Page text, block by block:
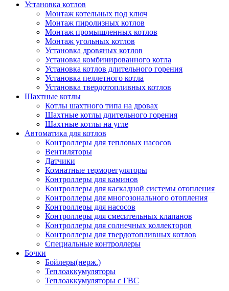
Установка котлов
Монтаж котельных под ключ
Монтаж пиролизных котлов
Монтаж промышленных котлов
Монтаж угольных котлов
Установка дровяных котлов
Установка комбинированного котла
Установка котлов длительного горения
Установка пеллетного котла
Установка твердотопливных котлов
Шахтные котлы
Котлы шахтного типа на дровах
Шахтные котлы длительного горения
Шахтные котлы на угле
Автоматика для котлов
Контроллеры для тепловых насосов
Вентиляторы
Датчики
Комнатные терморегуляторы
Контроллеры для каминов
Контроллеры для каскадной системы отопления
Контроллеры для многозонального отопления
Контроллеры для насосов
Контроллеры для смесительных клапанов
Контроллеры для солнечных коллекторов
Контроллеры для твердотопливных котлов
Специальные контроллеры
Бочки
Бойлеры(нерж.)
Теплоаккумуляторы
Теплоаккумуляторы с ГВС